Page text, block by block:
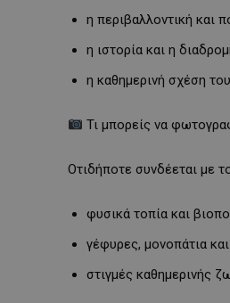
η περιβαλλοντική και
η ιστορία και η
η καθημερινή σχέση
Τι μπορείς να
Οτιδήποτε συνδέεται με
φυσικά τοπία και
γέφυρες, μονοπάτια
στιγμές καθημερινής